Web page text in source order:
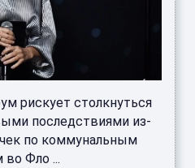
рискует столкнуться
последствиями из-
по коммунальным
во Фло ...